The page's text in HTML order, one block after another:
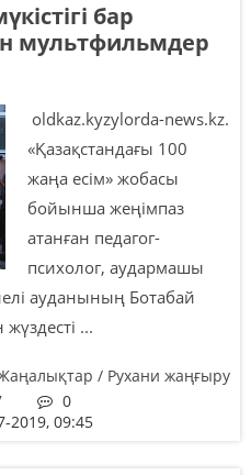
бар
мультфильмдер
oldkaz.kyzylorda-news.kz.
«Қазақстандағы 100
жаңа есім» жобасы
бойынша жеңімпаз
атанған педагог-
психолог, аудармашы
ауданының Ботабай
...
/ Рухани жаңғыру
0
2019, 09:45